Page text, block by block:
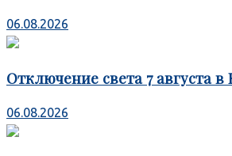
06.08.2026
Отключение света 7 августа в
06.08.2026